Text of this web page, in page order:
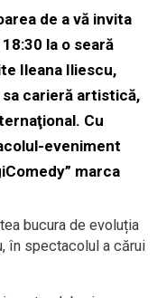
de a vă invita
la o seară
Ileana Iliescu,
carieră artistică,
Cu
eveniment
marca
bucura de evoluția
în spectacolul a cărui